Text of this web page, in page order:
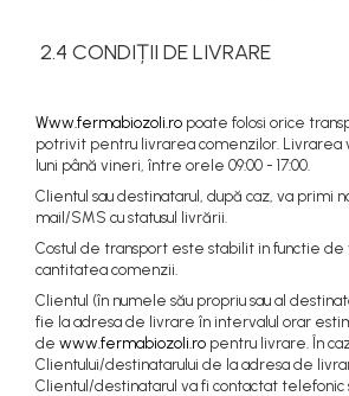
2.4 CONDIȚII DE LIVRARE
Www.fermabiozoli.ro poate folosi orice
potrivit pentru livrarea comenzilor. Livrarea
luni până vineri, între orele 09:00 - 17:00.
Clientul sau destinatarul, după caz, va primi
mail/SMS cu statusul livrării.
Costul de transport este stabilit in functie de
cantitatea comenzii.
Clientul (în numele său propriu sau al
fie la adresa de livrare în intervalul orar
de www.fermabiozoli.ro pentru livrare. În
Clientului/destinatarului de la adresa de
Clientul/destinatarul va fi contactat telefonic